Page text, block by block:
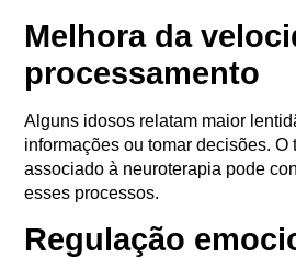
Melhora da
processamento
Alguns idosos relatam maior
informações ou tomar decisões.
associado à neuroterapia pode
esses processos.
Regulação